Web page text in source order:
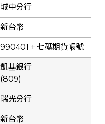
城中分行
新台幣
990401 + 七碼期貨帳號
凱基銀行
(809)
瑞光分行
新台幣